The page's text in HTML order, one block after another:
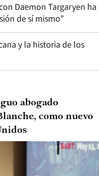
Daemon Targaryen ha
de sí mismo”
y la historia de los
abogado
como nuevo